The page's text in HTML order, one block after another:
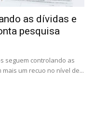
as dívidas e
pesquisa
seguem controlando as
um recuo no nível de...